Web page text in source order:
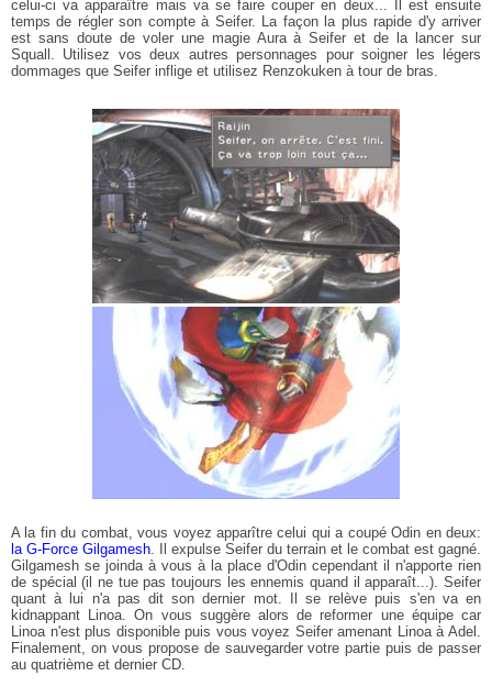
celui-ci va apparaître mais va se faire couper en deux... Il est ensuite
temps de régler son compte à Seifer. La façon la plus rapide d'y arriver
est sans doute de voler une magie Aura à Seifer et de la lancer sur
Squall. Utilisez vos deux autres personnages pour soigner les légers
dommages que Seifer inflige et utilisez Renzokuken à tour de bras.
A la fin du combat, vous voyez apparître celui qui a coupé Odin en deux:
la G-Force Gilgamesh. Il expulse Seifer du terrain et le combat est gagné.
Gilgamesh se joinda à vous à la place d'Odin cependant il n'apporte rien
de spécial (il ne tue pas toujours les ennemis quand il apparaît...). Seifer
quant à lui n'a pas dit son dernier mot. Il se relève puis s'en va en
kidnappant Linoa. On vous suggère alors de reformer une équipe car
Linoa n'est plus disponible puis vous voyez Seifer amenant Linoa à Adel.
Finalement, on vous propose de sauvegarder votre partie puis de passer
au quatrième et dernier CD.
Golgotha